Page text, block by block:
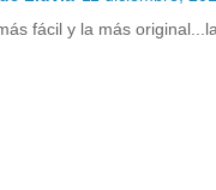
fácil y la más